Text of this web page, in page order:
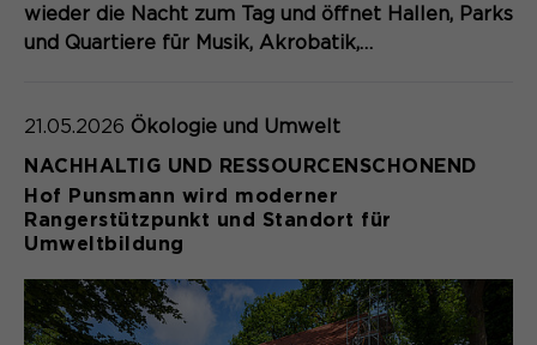
wieder die Nacht zum Tag und öffnet Hallen, Parks
und Quartiere für Musik, Akrobatik,…
21.05.2026 Ökologie und Umwelt
NACHHALTIG UND RESSOURCENSCHONEND
Hof Punsmann wird moderner
Rangerstützpunkt und Standort für
Umweltbildung